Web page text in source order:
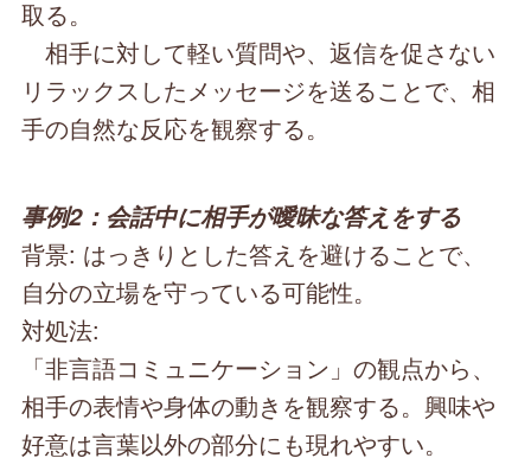
取る。
相手に対して軽い質問や、返信を促さない
リラックスしたメッセージを送ることで、相
手の自然な反応を観察する。
事例2：会話中に相手が曖昧な答えをする
背景: はっきりとした答えを避けることで、
自分の立場を守っている可能性。
対処法:
「非言語コミュニケーション」の観点から、
相手の表情や身体の動きを観察する。興味や
好意は言葉以外の部分にも現れやすい。